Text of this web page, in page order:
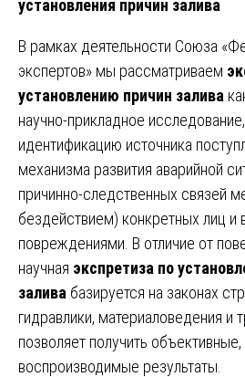
установления причин залива
В рамках деятельности Союза
экспертов» мы рассматриваем
установлению причин залива
научно-прикладное
идентификацию источника
механизма развития аварийной
причинно-следственных связей
бездействием) конкретных лиц и
повреждениями. В отличие от
научная экспретиза по
залива базируется на законах
гидравлики, материаловедения и
позволяет получить
воспроизводимые результаты.